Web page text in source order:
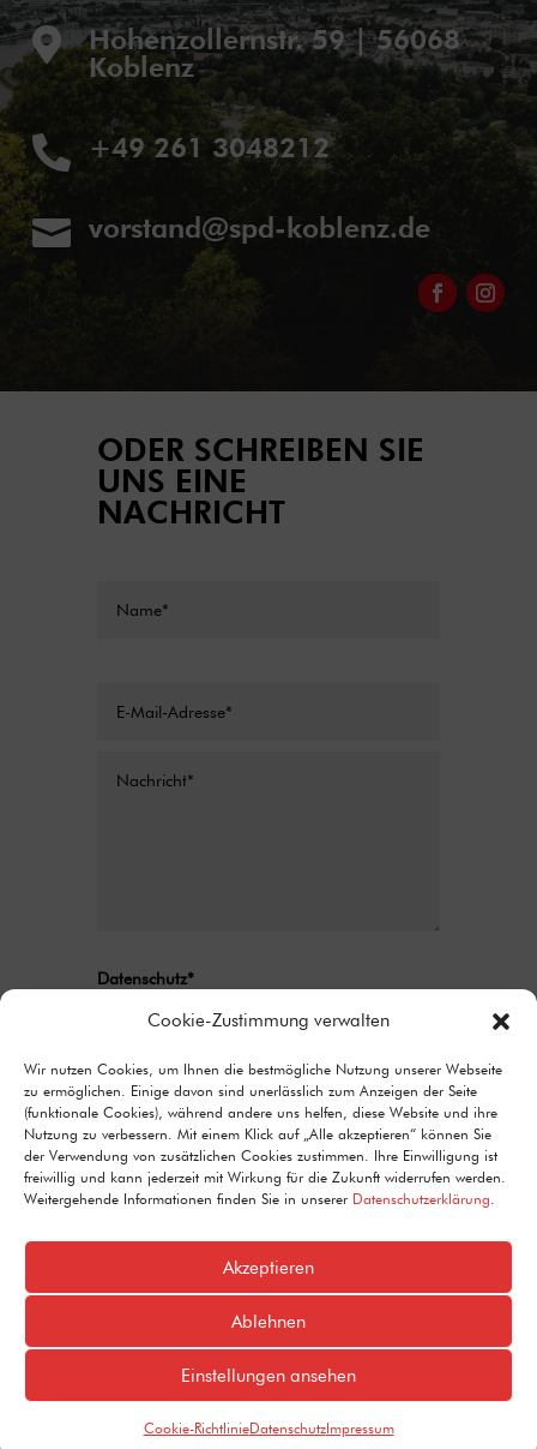
Cookie-Zustimmung verwalten
Wir nutzen Cookies, um Ihnen die bestmögliche Nutzung unserer Webseite
zu ermöglichen. Einige davon sind unerlässlich zum Anzeigen der Seite
(funktionale Cookies), während andere uns helfen, diese Website und ihre
Nutzung zu verbessern. Mit einem Klick auf „Alle akzeptieren“ können Sie
der Verwendung von zusätzlichen Cookies zustimmen. Ihre Einwilligung ist
freiwillig und kann jederzeit mit Wirkung für die Zukunft widerrufen werden.
Weitergehende Informationen finden Sie in unserer Datenschutzerklärung.
Akzeptieren
Ablehnen
Einstellungen ansehen
Cookie-RichtlinieDatenschutzImpressum

Hohenzollernstr. 59 | 56068
Koblenz
 +49 261 3048212
 vorstand@spd-koblenz.de
ODER SCHREIBEN SIE
UNS EINE
NACHRICHT
Datenschutz*
Ich stimme zu, dass meine Angaben aus
meiner Anfrage erhoben und verarbeitet
werden. Detaillierte Informationen zum
Umgang mit Nutzerdaten finden Sie in unserer
Datenschutzerklärung.
1 + 12= Senden
Alternative:
© 2024 SPD Koblenz